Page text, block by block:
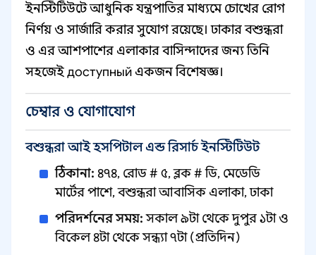
ইনস্টিটিউটে আধুনিক যন্ত্রপাতির মাধ্যমে চোখের রোগ
নির্ণয় ও সার্জারি করার সুযোগ রয়েছে। ঢাকার বশুন্ধরা
ও এর আশপাশের এলাকার বাসিন্দাদের জন্য তিনি
সহজেই доступный একজন বিশেষজ্ঞ।
চেম্বার ও যোগাযোগ
বশুন্ধরা আই হসপিটাল এন্ড রিসার্চ ইনস্টিটিউট
ঠিকানা: ৪৭৪, রোড # ৫, ব্লক # ডি, মেডেডি
মার্টের পাশে, বশুন্ধরা আবাসিক এলাকা, ঢাকা
পরিদর্শনের সময়:সকাল ৯টা থেকে দুপুর ১টা ও
বিকেল ৪টা থেকে সন্ধ্যা ৭টা (প্রতিদিন)